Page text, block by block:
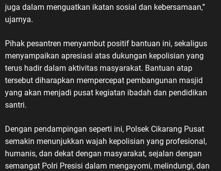
juga dalam menguatkan ikatan sosial dan kebersamaan,”
ujarnya.
Pihak pesantren menyambut positif bantuan ini, sekaligus
menyampaikan apresiasi atas dukungan kepolisian yang
terus hadir dalam aktivitas masyarakat. Bantuan atap
tersebut diharapkan mempercepat pembangunan masjid
yang akan menjadi pusat kegiatan ibadah dan pendidikan
santri.
Dengan pendampingan seperti ini, Polsek Cikarang Pusat
semakin menunjukkan wajah kepolisian yang profesional,
humanis, dan dekat dengan masyarakat, sejalan dengan
semangat Polri Presisi dalam mengayomi, melindungi, dan